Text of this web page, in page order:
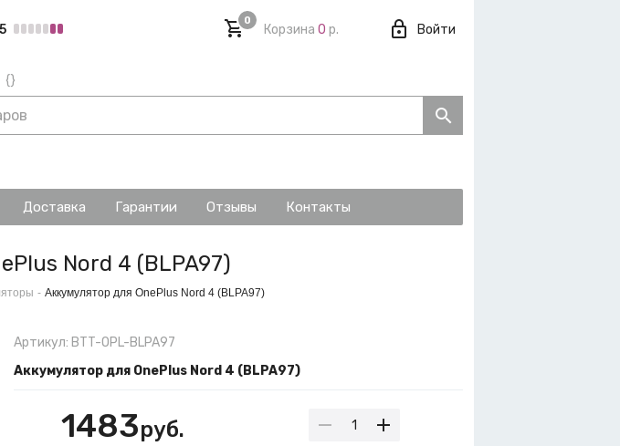
0
Корзина 0 р. Войти
{}
Доставка Гарантии Отзывы Контакты
Nord 4 (BLPA97)
- Аккумулятор для OnePlus Nord 4 (BLPA97)
Артикул: BTT-OPL-BLPA97
Аккумулятор для OnePlus Nord 4 (BLPA97)
1483руб.